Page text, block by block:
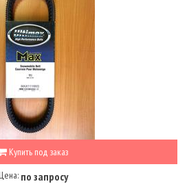
Купить под заказ
Цена: по запросу